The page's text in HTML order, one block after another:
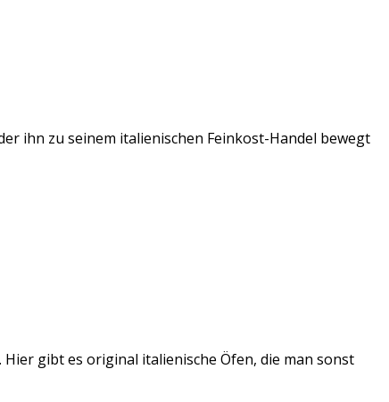
ihn zu seinem italienischen Feinkost-Handel bewegt
gibt es original italienische Öfen, die man sonst